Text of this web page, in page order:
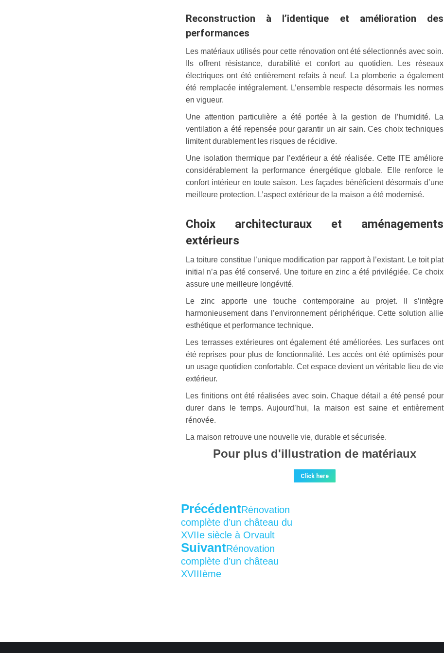
Reconstruction à l’identique et amélioration des
performances
Les matériaux utilisés pour cette rénovation ont été sélectionnés avec soin.
Ils offrent résistance, durabilité et confort au quotidien. Les réseaux
électriques ont été entièrement refaits à neuf. La plomberie a également
été remplacée intégralement. L’ensemble respecte désormais les normes
en vigueur.
Une attention particulière a été portée à la gestion de l’humidité. La
ventilation a été repensée pour garantir un air sain. Ces choix techniques
limitent durablement les risques de récidive.
Une isolation thermique par l’extérieur a été réalisée. Cette ITE améliore
considérablement la performance énergétique globale. Elle renforce le
confort intérieur en toute saison. Les façades bénéficient désormais d’une
meilleure protection. L’aspect extérieur de la maison a été modernisé.
Choix architecturaux et aménagements
extérieurs
La toiture constitue l’unique modification par rapport à l’existant. Le toit plat
initial n’a pas été conservé. Une toiture en zinc a été privilégiée. Ce choix
assure une meilleure longévité.
Le zinc apporte une touche contemporaine au projet. Il s’intègre
harmonieusement dans l’environnement périphérique. Cette solution allie
esthétique et performance technique.
Les terrasses extérieures ont également été améliorées. Les surfaces ont
été reprises pour plus de fonctionnalité. Les accès ont été optimisés pour
un usage quotidien confortable. Cet espace devient un véritable lieu de vie
extérieur.
Les finitions ont été réalisées avec soin. Chaque détail a été pensé pour
durer dans le temps. Aujourd’hui, la maison est saine et entièrement
rénovée.
La maison retrouve une nouvelle vie, durable et sécurisée.
Pour plus d'illustration de matériaux
Click here
PrécédentRénovation
complète d’un château du
XVIIe siècle à Orvault
SuivantRénovation
complète d’un château
XVIIIème